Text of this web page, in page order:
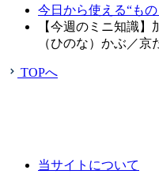
今日から使える“もの
【今週のミニ知識
（ひのな）かぶ／京
TOPへ
当サイトについて